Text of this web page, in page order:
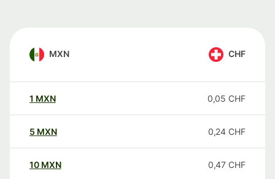
MXN CHF
1 MXN 0,05 CHF
5 MXN 0,24 CHF
10 MXN 0,47 CHF